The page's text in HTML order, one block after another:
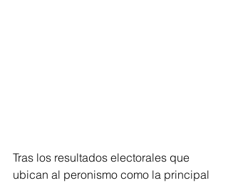
Tras los resultados electorales que
ubican al peronismo como la principal